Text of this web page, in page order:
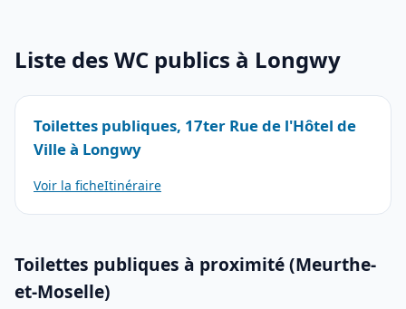
Liste des WC publics à Longwy
Toilettes publiques, 17ter Rue de l'Hôtel de
Ville à Longwy
Voir la ficheItinéraire
Toilettes publiques à proximité (Meurthe-
et-Moselle)